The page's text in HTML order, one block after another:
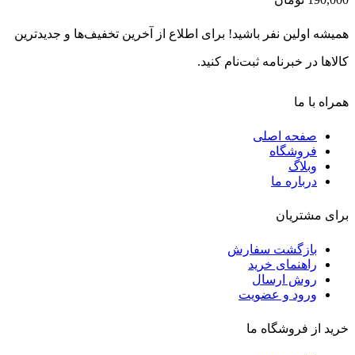
همیشه اولین نفر باشید! برای اطلاع از آخرین تخفیف‌ها و جدیدترین
کالاها در خبرنامه ثبت‌نام کنید.
همراه با ما
صفحه اصلی
فروشگاه
وبلاگ
درباره ما
برای مشتریان
بازگشت سفارش
راهنمای خرید
روش ارسال
ورود و عضویت
خرید از فروشگاه ما